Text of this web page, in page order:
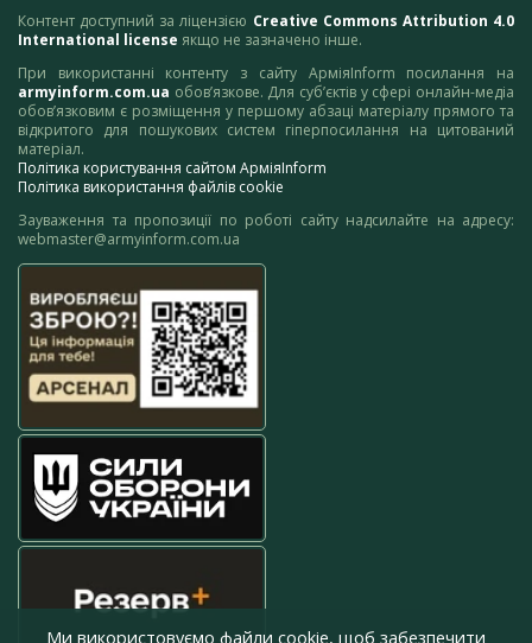
Контент доступний за ліцензією Creative Commons Attribution 4.0
International license якщо не зазначено інше.
При використанні контенту з сайту АрміяInform посилання на
armyinform.com.ua обов’язкове. Для суб’єктів у сфері онлайн-медіа
обов’язковим є розміщення у першому абзаці матеріалу прямого та
відкритого для пошукових систем гіперпосилання на цитований
матеріал.
Політика користування сайтом АрміяInform
Політика використання файлів cookie
Зауваження та пропозиції по роботі сайту надсилайте на адресу:
webmaster@armyinform.com.ua
Ми використовуємо файли cookie, щоб забезпечити